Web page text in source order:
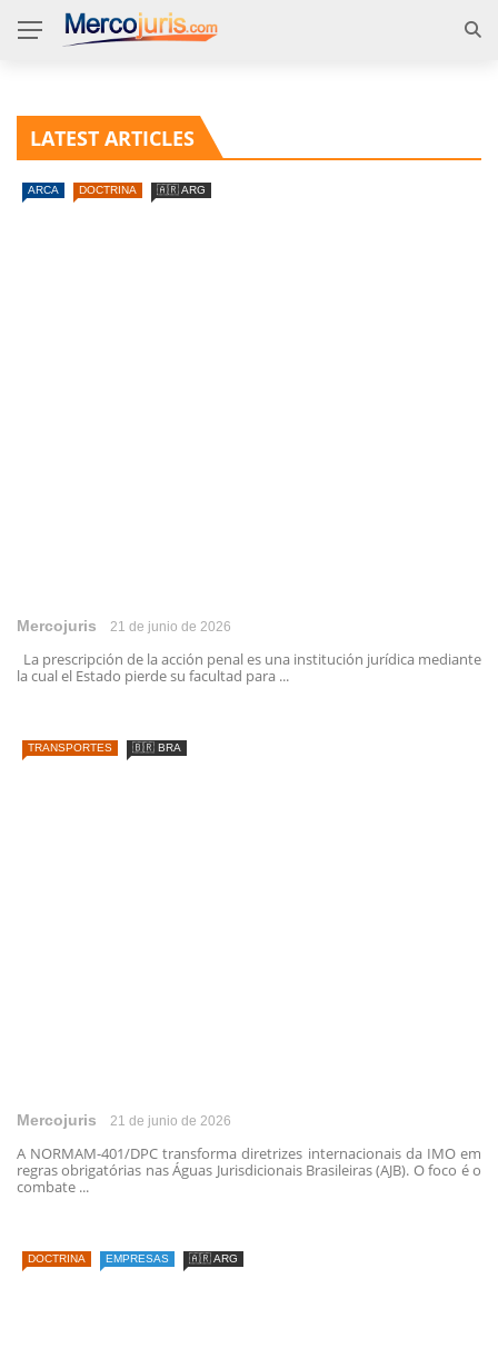
LATEST ARTICLES
ARCA DOCTRINA 🇦🇷 ARG
Mercojuris 21 de junio de 2026
La prescripción de la acción penal es una institución jurídica mediante
la cual el Estado pierde su facultad para ...
TRANSPORTES 🇧🇷 BRA
Mercojuris 21 de junio de 2026
A NORMAM-401/DPC transforma diretrizes internacionais da IMO em
regras obrigatórias nas Águas Jurisdicionais Brasileiras (AJB). O foco é o
combate ...
DOCTRINA EMPRESAS 🇦🇷 ARG